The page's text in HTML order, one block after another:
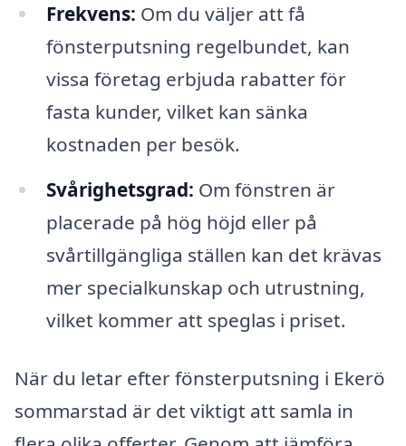
Frekvens: Om du väljer att få
fönsterputsning regelbundet, kan
vissa företag erbjuda rabatter för
fasta kunder, vilket kan sänka
kostnaden per besök.
Svårighetsgrad: Om fönstren är
placerade på hög höjd eller på
svårtillgängliga ställen kan det krävas
mer specialkunskap och utrustning,
vilket kommer att speglas i priset.
När du letar efter fönsterputsning i Ekerö
sommarstad är det viktigt att samla in